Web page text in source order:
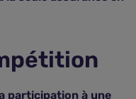
participation à une